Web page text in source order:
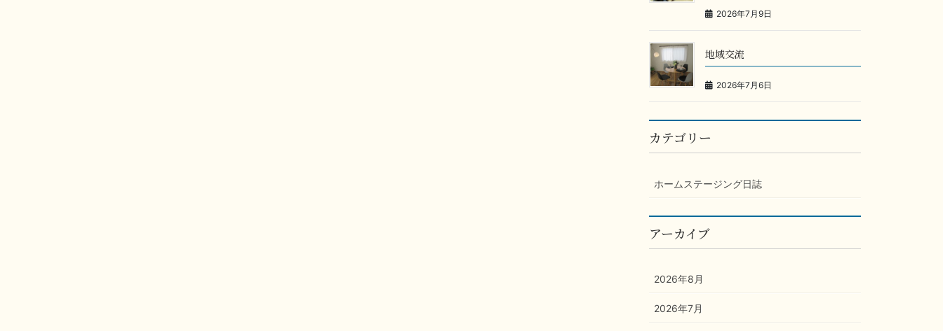
2026年7月9日
地域交流
2026年7月6日
カテゴリー
ホームステージング日誌
アーカイブ
2026年8月
2026年7月